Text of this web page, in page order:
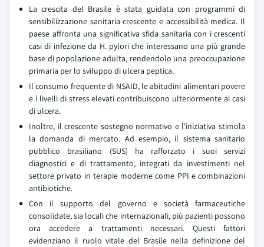
La crescita del Brasile è stata guidata con programmi di
sensibilizzazione sanitaria crescente e accessibilità medica. Il
paese affronta una significativa sfida sanitaria con i crescenti
casi di infezione da H. pylori che interessano una più grande
base di popolazione adulta, rendendolo una preoccupazione
primaria per lo sviluppo di ulcera peptica.
Il consumo frequente di NSAID, le abitudini alimentari povere
e i livelli di stress elevati contribuiscono ulteriormente ai casi
di ulcera.
Inoltre, il crescente sostegno normativo e l'iniziativa stimola
la domanda di mercato. Ad esempio, il sistema sanitario
pubblico brasiliano (SUS) ha rafforzato i suoi servizi
diagnostici e di trattamento, integrati da investimenti nel
settore privato in terapie moderne come PPI e combinazioni
antibiotiche.
Con il supporto del governo e società farmaceutiche
consolidate, sia locali che internazionali, più pazienti possono
ora accedere a trattamenti necessari. Questi fattori
evidenziano il ruolo vitale del Brasile nella definizione del